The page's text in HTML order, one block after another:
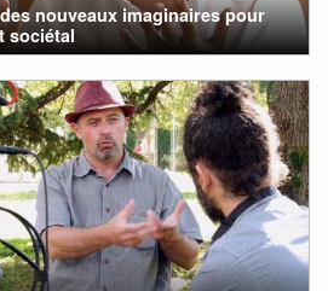
nouveaux imaginaires pour
sociétal